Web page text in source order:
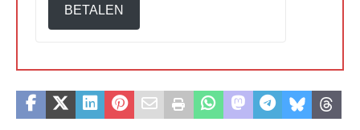
BETALEN